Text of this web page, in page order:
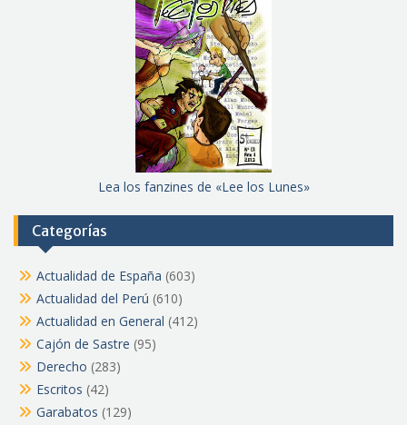
Lea los fanzines de «Lee los Lunes»
Categorías
Actualidad de España (603)
Actualidad del Perú (610)
Actualidad en General (412)
Cajón de Sastre (95)
Derecho (283)
Escritos (42)
Garabatos (129)